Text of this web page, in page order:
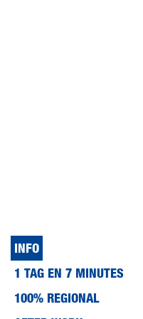
INFO
1 TAG EN 7 MINUTES
100% REGIONAL